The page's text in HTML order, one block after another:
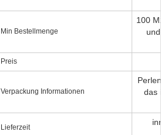
Min Bestellmenge
100
Preis
Verpackung Informationen
das
Lieferzeit